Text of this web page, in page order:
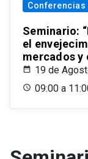
Conferencias
Seminario:
el
mercados y
19 de
09:00 a